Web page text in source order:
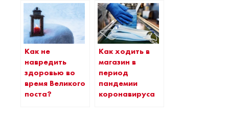
Как не
навредить
здоровью во
время Великого
поста?
Как ходить в
магазин в
период
пандемии
коронавируса